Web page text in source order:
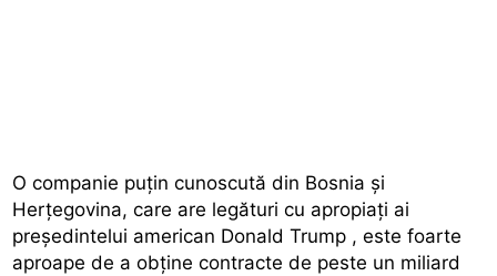
O companie puțin cunoscută din Bosnia și
Herțegovina, care are legături cu apropiați ai
președintelui american Donald Trump , este foarte
aproape de a obține contracte de peste un miliard